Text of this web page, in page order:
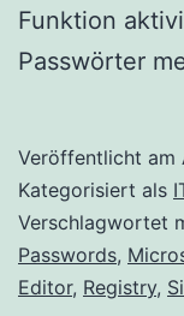
Funktion
Passwörter
Veröffentlicht am
Kategorisiert als
Verschlagwortet
Passwords,
Editor, Registry,